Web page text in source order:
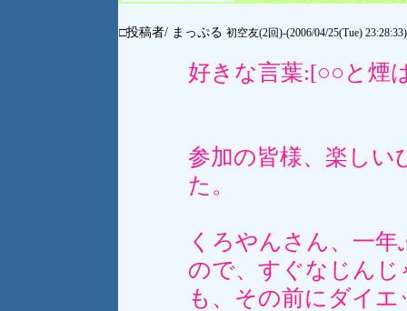
□投稿者/ まっぷる 初空友(2回)-(2006/04/25(Tue) 23:28:33)
好きな言葉:[○○と
参加の皆様、楽し
た。
くろやんさん、一
ので、すぐなじん
も、その前にダイ